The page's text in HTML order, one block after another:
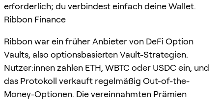
erforderlich; du verbindest einfach deine Wallet.
Ribbon Finance
Ribbon war ein früher Anbieter von DeFi Option
Vaults, also optionsbasierten Vault-Strategien.
Nutzer:innen zahlen ETH, WBTC oder USDC ein, und
das Protokoll verkauft regelmäßig Out-of-the-
Money-Optionen. Die vereinnahmten Prämien